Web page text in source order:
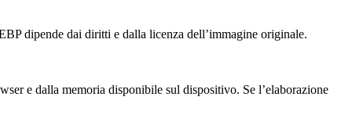
dipende dai diritti e dalla licenza dell’immagine originale.
e dalla memoria disponibile sul dispositivo. Se l’elaborazione